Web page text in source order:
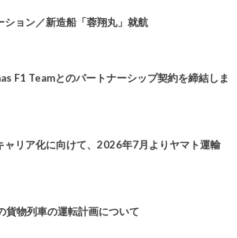
ション／新造船「蓉翔丸」就航
F1 Teamとのパートナーシップ契約を締結しま
ャリア化に向けて、2026年7月よりヤマト運輸
貨物列車の運転計画について